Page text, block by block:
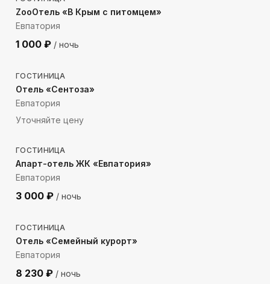
ZooОтель «В Крым c питомцем»
Евпатория
1 000 ₽ / ночь
2963 м до моря
ГОСТИНИЦА
Отель «Сентоза»
Евпатория
Уточняйте цену
2822 м до моря
ГОСТИНИЦА
Апарт-отель ЖК «Евпатория»
Евпатория
3 000 ₽ / ночь
305м до моря
ГОСТИНИЦА
Отель «Семейный курорт»
Евпатория
8 230 ₽ / ночь
141 м до моря